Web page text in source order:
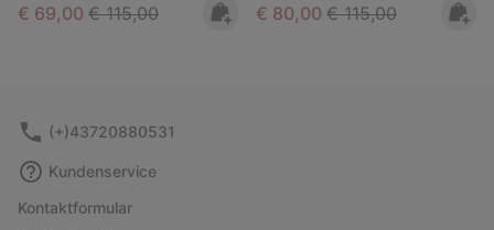
Sale price:
€ 69,00 Regular price:
€ 115,00 Sale price:
€ 80,00 Regular price:
€ 115,00
(+)43720880531
Kundenservice
Kontaktformular